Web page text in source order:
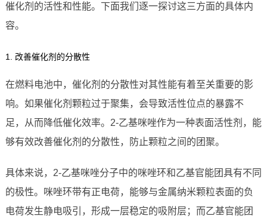
催化剂的活性和性能。下面我们逐一探讨这三方面的具体内
容。
1. 改善催化剂的分散性
在燃料电池中，催化剂的分散性对其性能有着至关重要的影
响。如果催化剂颗粒过于聚集，会导致活性位点的暴露不
足，从而降低催化效率。2-乙基咪唑作为一种表面活性剂，能
够有效改善催化剂的分散性，防止颗粒之间的团聚。
具体来说，2-乙基咪唑分子中的咪唑环和乙基官能团具有不同
的极性。咪唑环带有正电荷，能够与金属纳米颗粒表面的负
电荷发生静电吸引，形成一层稳定的吸附层；而乙基官能团